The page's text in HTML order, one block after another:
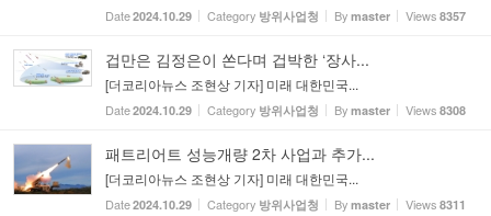
Date2024.10.29 Category 방위사업청 By master Views 8357
겁만은 김정은이 쏜다며 겁박한 ‘장사...
[더코리아뉴스 조현상 기자] 미래 대한민국...
Date2024.10.29 Category 방위사업청 By master Views 8308
패트리어트 성능개량 2차 사업과 추가...
[더코리아뉴스 조현상 기자] 미래 대한민국...
Date2024.10.29 Category 방위사업청 By master Views 8311